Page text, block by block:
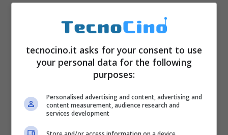
tecnocino.it asks for your consent to use
your personal data for the following
purposes:
Personalised advertising and content, advertising and
content measurement, audience research and
services development